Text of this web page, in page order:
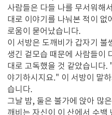
사람들은 다들 나를 무서워해
대로 이야기를 나눠본 적이 없
로움이 묻어났습니다.
이 서방은 도깨비가 갑자기 불
생긴 겉모습 때문에 사람들이
대로 고독했을 것 같았습니다.
야기하시지요." 이 서방이 말
습니다.
그날 밤, 둘은 불가에 앉아 많
깨비는 자신이 이 산에서 수백